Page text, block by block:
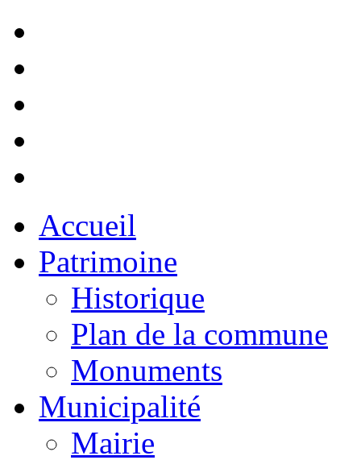
Accueil
Patrimoine
Historique
Plan de la commune
Monuments
Municipalité
Mairie